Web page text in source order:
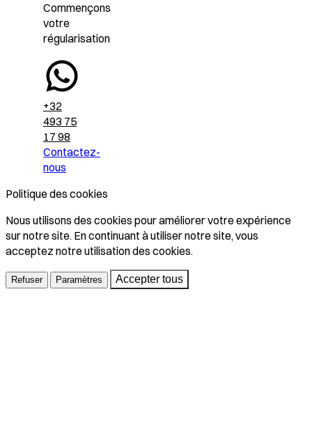
Commençons
votre
régularisation
+32
493 75
17 98
Contactez-
nous
Politique des cookies
Nous utilisons des cookies pour améliorer votre expérience
sur notre site. En continuant à utiliser notre site, vous
acceptez notre utilisation des cookies.
Refuser Paramètres Accepter tous